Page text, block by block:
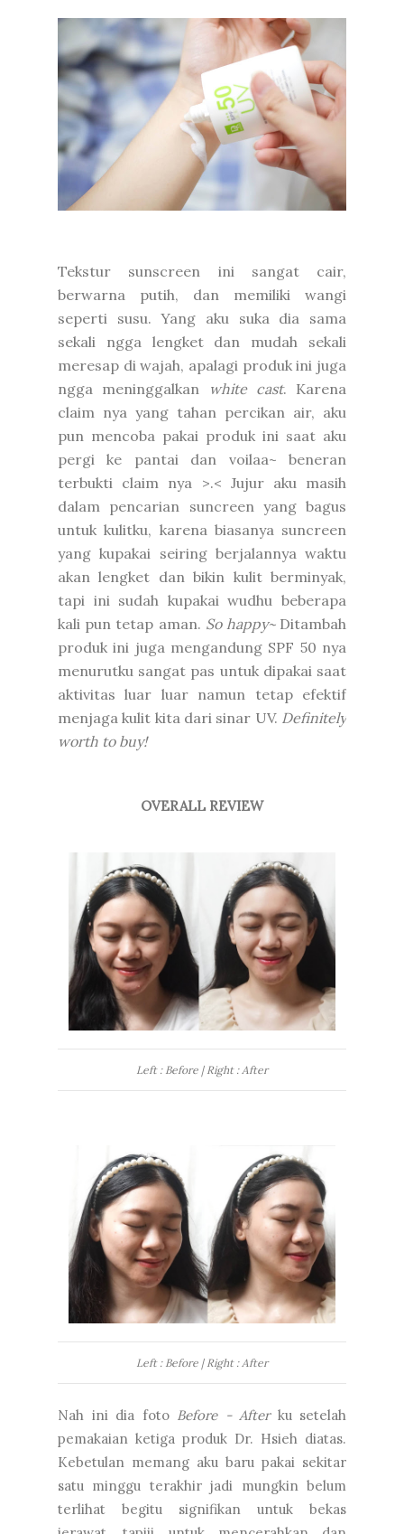
Tekstur sunscreen ini sangat cair,
berwarna putih, dan memiliki wangi
seperti susu. Yang aku suka dia sama
sekali ngga lengket dan mudah sekali
meresap di wajah, apalagi produk ini juga
ngga meninggalkan
white cast. Karena
claim nya yang tahan percikan air, aku
pun mencoba pakai produk ini saat aku
pergi ke pantai dan voilaa~ beneran
terbukti claim nya >.< Jujur aku masih
dalam pencarian suncreen yang bagus
untuk kulitku, karena biasanya suncreen
yang kupakai seiring berjalannya waktu
akan lengket dan bikin kulit berminyak,
tapi ini sudah kupakai wudhu beberapa
kali pun tetap aman. So happy~ Ditambah
produk ini juga mengandung SPF 50 nya
menurutku sangat pas untuk dipakai saat
aktivitas luar luar namun tetap efektif
menjaga kulit kita dari sinar UV. Definitely
worth to buy!
OVERALL REVIEW
Left : Before | Right : After
Left : Before | Right : After
Nah ini dia foto Before - Afterku setelah
pemakaian ketiga produk Dr. Hsieh diatas.
Kebetulan memang aku baru pakai sekitar
satu minggu terakhir jadi mungkin belum
terlihat begitu signifikan untuk bekas